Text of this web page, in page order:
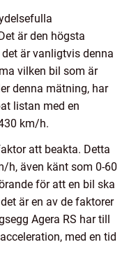
är den högsta
är vanligtvis denna
vilken bil som är
denna mätning, har
listan med en
km/h.
att beakta. Detta
h, även känt som 0-60
för att en bil ska
är en av de faktorer
Agera RS har till
med en tid